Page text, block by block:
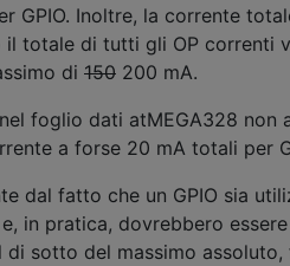
GPIO. Inoltre, la corrente
totale di tutti gli OP correnti
di 150 200 mA.
foglio dati atMEGA328 non
a forse 20 mA totali per
dal fatto che un GPIO sia
in pratica, dovrebbero
sotto del massimo